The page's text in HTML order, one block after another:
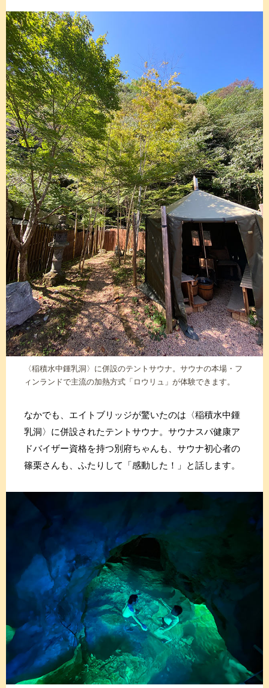
〈稲積水中鍾乳洞〉に併設のテントサウナ。サウナの本場・フ
ィンランドで主流の加熱方式「ロウリュ」が体験できます。
なかでも、エイトブリッジが驚いたのは〈稲積水中鍾
乳洞〉に併設されたテントサウナ。サウナスパ健康ア
ドバイザー資格を持つ別府ちゃんも、サウナ初心者の
篠栗さんも、ふたりして「感動した！」と話します。